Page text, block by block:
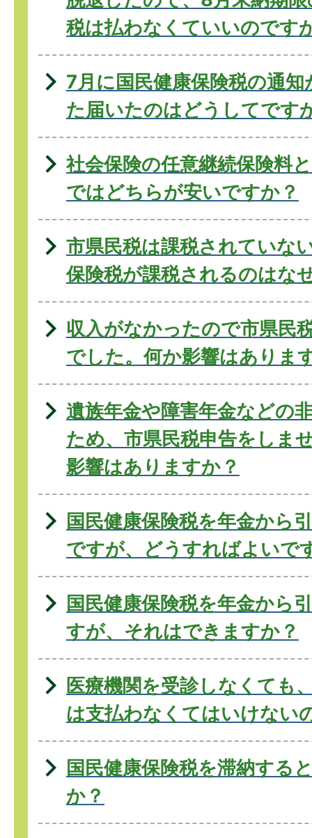
税は払わなくていいのです
7月に国民健康保険税の通
た届いたのはどうしてです
社会保険の任意継続保険料
ではどちらが安いですか？
市県民税は課税されていな
保険税が課税されるのはな
収入がなかったので市県民
でした。何か影響はありま
遺族年金や障害年金などの
ため、市県民税申告をしま
影響はありますか？
国民健康保険税を年金から
ですが、どうすればよいで
国民健康保険税を年金から
すが、それはできますか？
医療機関を受診しなくても
は支払わなくてはいけない
国民健康保険税を滞納する
か？